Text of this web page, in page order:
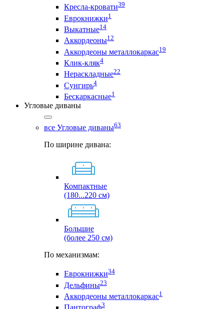
Кресла-кровати39
Еврокнижки1
Выкатные14
Аккордеоны12
Аккордеоны металлокаркас19
Клик-кляк4
Нераскладные22
Сунгирь4
Бескаркасные1
Угловые диваны
все Угловые диваны63
По ширине дивана:
Компактные
(180...220 см)
Большие
(более 250 см)
По механизмам:
Еврокнижки34
Дельфины23
Аккордеоны металлокаркас1
3